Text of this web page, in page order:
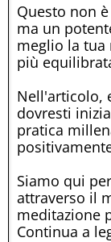
Questo non
ma un
meglio la tua
più
Nell'articolo,
dovresti
pratica
Siamo qui
attraverso il
meditazione
Continua a